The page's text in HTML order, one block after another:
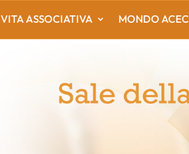
VITA ASSOCIATIVA MONDO ACEC